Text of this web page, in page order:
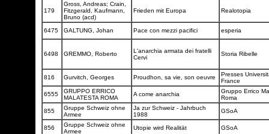
179
Gross, Andreas; Crain,
Fitzgerald, Kaufmann,
Bruno (acd)
Frieden mit Europa Realotopia
6475 GALTUNG, Johan Pace con mezzi pacifici esperia
6498 GREMMO, Roberto
L'anarchia armata dei fratelli
Cervi
Storia Ribelle
816 Gurvitch, Georges Proudhon, sa vie, son oeuvre
Presses
France
6555
GRUPPO ERRICO
MALATESTA ROMA
A come anarchia
Gruppo Errico
Roma
855
Gruppe Schweiz ohne
Armee
Ja zur Schweiz - Jahrbuch
1988
GSoA
856
Gruppe Schweiz ohne
Armee
Utopie wird Realität GSoA